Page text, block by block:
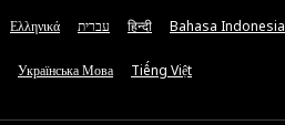
Ελληνικά עברית हिन्दी Bahasa Indonesia
Українська Мова Tiếng Việt